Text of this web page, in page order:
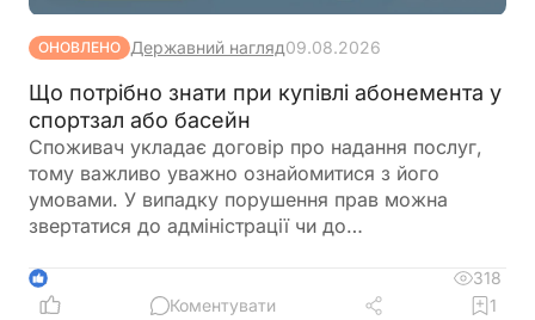
ОНОВЛЕНО Державний нагляд09.08.2026
Що потрібно знати при купівлі абонемента у
спортзал або басейн
Споживач укладає договір про надання послуг,
тому важливо уважно ознайомитися з його
умовами. У випадку порушення прав можна
звертатися до адміністрації чи до
1
318
Коментувати
1